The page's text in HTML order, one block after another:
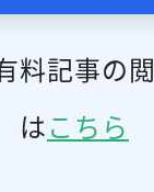
料記事の
はこちら